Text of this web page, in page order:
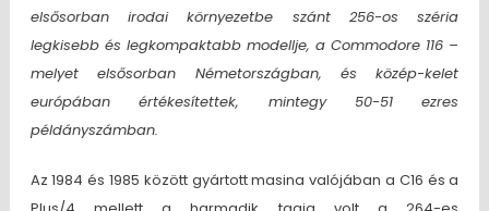
elsősorban irodai környezetbe szánt 256-os széria
legkisebb és legkompaktabb modellje, a Commodore 116 –
melyet elsősorban Németországban, és közép-kelet
európában értékesítettek, mintegy 50-51 ezres
példányszámban.
Az 1984 és 1985 között gyártott masina valójában a C16 és a